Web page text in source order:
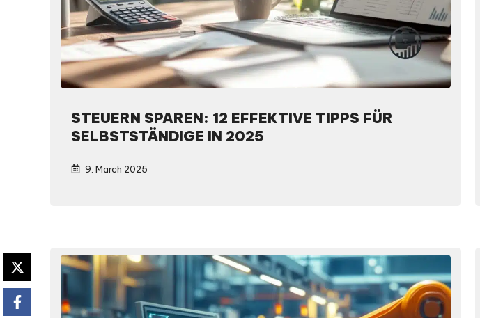
STEUERN SPAREN: 12 EFFEKTIVE TIPPS FÜR
SELBSTSTÄNDIGE IN 2025
9. March 2025